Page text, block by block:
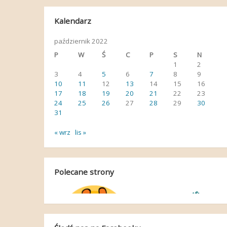
Kalendarz
październik 2022
P
W Ś C P S
N
1
2
3
4 5 6 7 8
9
10
11 12 13 14 15
16
17
18 19 20 21 22
23
24
25 26 27 28 29
30
31
« wrz lis »
Polecane strony